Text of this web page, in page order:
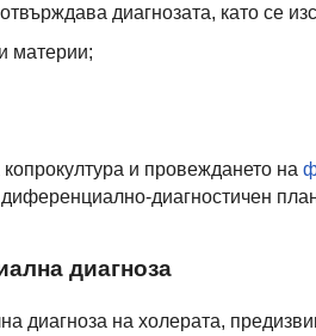
диагнозата, като се
материи;
и провеждането на
диагностичен
диагноза
диагноза на холерата,